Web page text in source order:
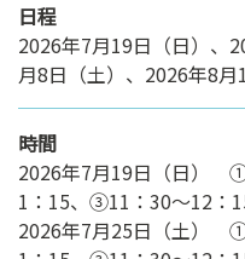
日程
2026年7月19日（日）、
月8日（土）、2026年8月
時間
2026年7月19日（日）
1：15、③11：30～12：
2026年7月25日（土）